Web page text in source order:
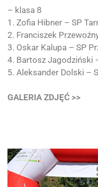
– klasa 8
1. Zofia Hibner – SP
2. Franciszek
3. Oskar Kalupa – SP
4. Bartosz Jagodziński
5. Aleksander Dolski –
GALERIA ZDJĘĆ >>